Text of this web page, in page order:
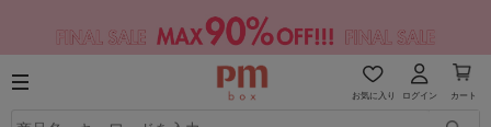
お気に入り ログイン カート